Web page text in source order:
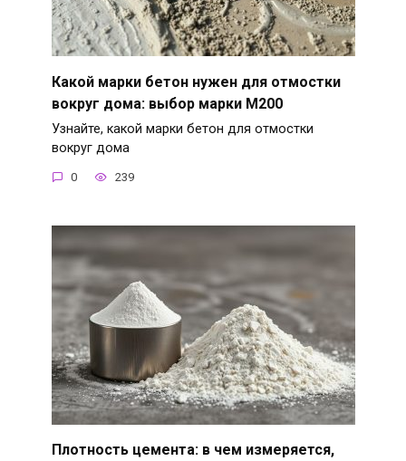
Какой марки бетон нужен для отмостки
вокруг дома: выбор марки М200
Узнайте, какой марки бетон для отмостки
вокруг дома
0 239
Плотность цемента: в чем измеряется,